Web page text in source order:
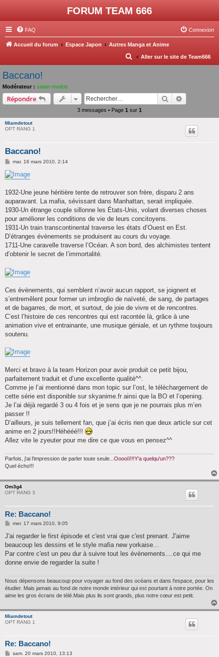
FORUM TEAM 666
FAQ Connexion
Accueil du forum Espace Japon Autres Manga et Anime
Aller sur le site de Team666
R
e
Baccano!
Modérateur : satan-modos
Répondre Rechercher
3 messages • Page 1 sur 1
Miamdetout
OPT RANG 1
Baccano!
M
s
s
g
e
mar. 16 mars 2010, 2:14
1932-Une jeune héritière tente de retrouver son frère, disparu 2 ans
auparavant. La mafia, sévissant dans Manhattan, serait impliquée.
1930-Un étrange couple sillonne les États-Unis, volant diverses choses
pour améliorer les conditions de vie de leurs concitoyens.
1931-Un train transcontinental traverse les états d’Ouest en Est.
D’étranges évènements se produisent au cours du voyage.
1711-Une caravelle traverse l’Océan. A son bord, des alchimistes tentent
d’obtenir le secret de l’immortalité.
Ces évènements, qui semblent n’avoir aucun rapport, se joignent et
s’entremêlent pour former un imbroglio de naïveté, de sang, de partages
et de bagarres, de mort, et surtout, de joie de vivre et de rencontres.
C’est l’histoire de ces rencontres qui est racontée là, grâce à une
animation vive et entrainante, une musique géniale, et un rythme toujours
soutenu.
Merci et bravo à la team Horizon pour avoir produit ce petit bijou,
parfaitement traduit et d’une excellente qualité^^.
Comme je l’ai mentionné dans mon topic sur l’ost, le téléchargement de
cette série est disponible sur skyanime.fr ainsi que la BO et l’opening.
Je l’ai déjà regardé 3 ou 4 fois et je sens que je ne pourrais plus m’en
passer !!
D’ailleurs, je suis tellement fan, que j’ai écris rien que deux article sur cet
anime en 2 jours!!Héhééé!!!
Allez vite le zyeuter pour me dire ce que vous en pensez^^
Parfois, j'ai l'impression de parler toute seule... Ooooïï!!!Y'a quelqu'un???
Quel écho!!!
Om3g4
OPT RANG 3
Re: Baccano!
M
s
a
g
mer. 17 mars 2010, 9:05
J'ai regarder le first épisode et c'est vrai que c'est prenant. J'aime
beaucoup les dessins et le style mafia new yorkaise...
Par contre c'est un peu dur à suivre tout les évènements....ce qui me
donne envie de regarder la suite !
Nous dépensons beaucoup pour voyager au fond des océans et dans l'espace, pour les
étudier. Mais jamais au fond de notre monde intérieur qui est pourtant à notre portée. On
aime les gros écrans de télé.Mais plus ils sont grands, plus notre cœur est petit.
Miamdetout
OPT RANG 1
Re: Baccano!
Msam. 20 mars 2010, 13:13